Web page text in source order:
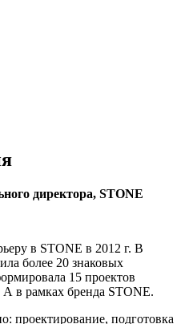
директора, STONE
в STONE в 2012 г. В
более 20 знаковых
15 проектов
в рамках бренда STONE.
проектирование, подготовка